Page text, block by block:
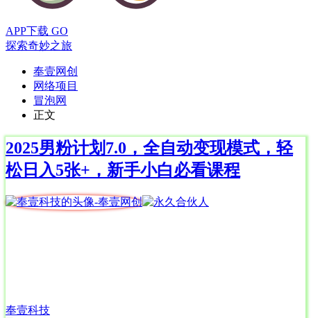
APP下载 GO
探索奇妙之旅
奉壹网创
网络项目
冒泡网
正文
2025男粉计划7.0，全自动变现模式，轻
松日入5张+，新手小白必看课程
奉壹科技